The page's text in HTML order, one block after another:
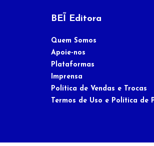
BEĨ Editora
Quem Somos
Apoie-nos
Plataformas
Imprensa
Política de Vendas e Trocas
Termos de Uso e Política de